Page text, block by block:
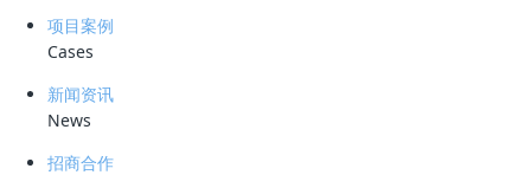
项目案例
Cases
新闻资讯
News
招商合作
中支指导农行十堰分行创新矿山生态环境治理思路，通过废弃矿、尾矿资
源化利用未来产生的收益权作为还款来源，成功批准了3.3亿元的贷款，
这笔绿色信贷的成功落地将有利于完成对郧西县王家沟、马背山、金銮